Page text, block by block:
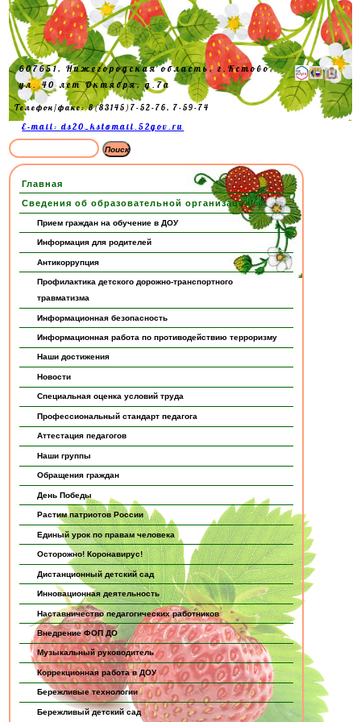
607651, Нижегородская область, г.Кстово,
ул. 40 лет Октября, д.7а
Телефон/факс: 8(83145)7-52-76, 7-59-74
E-mail: ds20_kst@mail.52gov.ru
Главная
Сведения об образовательной организации
Прием граждан на обучение в ДОУ
Информация для родителей
Антикоррупция
Профилактика детского дорожно-транспортного
травматизма
Информационная безопасность
Информационная работа по противодействию терроризму
Наши достижения
Новости
Специальная оценка условий труда
Профессиональный стандарт педагога
Аттестация педагогов
Наши группы
Обращения граждан
День Победы
Растим патриотов России
Единый урок по правам человека
Осторожно! Коронавирус!
Дистанционный детский сад
Инновационная деятельность
Наставничество педагогических работников
Внедрение ФОП ДО
Музыкальный руководитель
Коррекционная работа в ДОУ
Бережливые технологии
Бережливый детский сад